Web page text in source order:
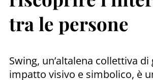
tra le persone
Swing, un’altalena collettiva di
impatto visivo e simbolico, è